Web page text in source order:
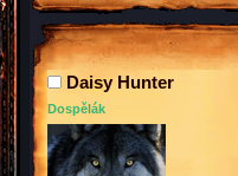
Daisy Hunter
Dospělák